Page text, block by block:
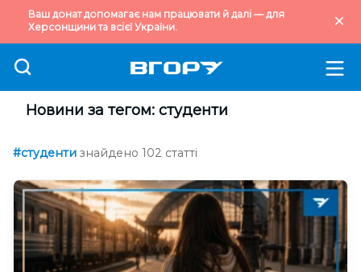
Ваш донат допомагає нам працювати й далі — для
Херсонщини та всієї України.
Новини за тегом: студенти
#студенти знайдено 102 статті